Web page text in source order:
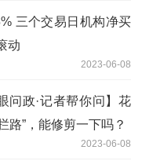
三个交易日机构净买
动
2023-06-08
问政·记者帮你问】花
路”，能修剪一下吗？
2023-06-08